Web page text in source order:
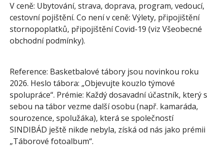
V ceně: Ubytování, strava, doprava, program, vedoucí,
cestovní pojištění. Co není v ceně: Výlety, připojištění
stornopoplatků, připojištění Covid-19 (viz Všeobecné
obchodní podmínky).
Reference: Basketbalové tábory jsou novinkou roku
2026. Heslo tábora: „Objevujte kouzlo týmové
spolupráce“. Prémie: Každý dosavadní účastník, který s
sebou na tábor vezme další osobu (např. kamaráda,
sourozence, spolužáka), která se společností
SINDIBÁD ještě nikde nebyla, získá od nás jako prémii
„Táborové fotoalbum“.